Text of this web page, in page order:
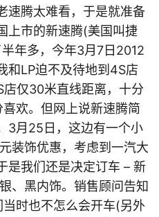
速腾太难看，于是就准备
上市的新速腾(美国叫捷
年多，今年3月7日2012
和LP迫不及待地到4S店
仅30米直线距离，十分
欢。但网上说新速腾简
3月25日，这边有一个小
装饰优惠，考虑到一汽大
是我们还是决定订车 – 新
、黑内饰。销售顾问告知
时也不怎么会开车(另外